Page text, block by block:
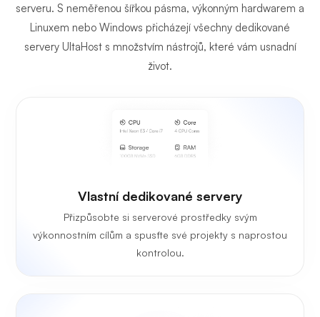
serveru. S neměřenou šířkou pásma, výkonným hardwarem a
Linuxem nebo Windows přicházejí všechny dedikované
servery UltaHost s množstvím nástrojů, které vám usnadní
život.
Vlastní dedikované servery
Přizpůsobte si serverové prostředky svým
výkonnostním cílům a spusťte své projekty s naprostou
kontrolou.